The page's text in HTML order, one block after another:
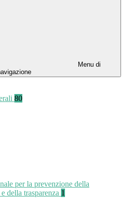
Menu di
80
per la prevenzione della
della trasparenza 1